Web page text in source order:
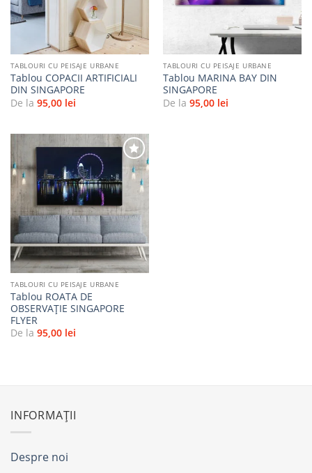
TABLOURI CU PEISAJE URBANE
Tablou COPACII ARTIFICIALI
DIN SINGAPORE
De la 95,00 lei
TABLOURI CU PEISAJE URBANE
Tablou MARINA BAY DIN
SINGAPORE
De la 95,00 lei
Adaugă
favorite
TABLOURI CU PEISAJE URBANE
Tablou ROATA DE
OBSERVAȚIE SINGAPORE
FLYER
De la 95,00 lei
INFORMAȚII
Despre noi